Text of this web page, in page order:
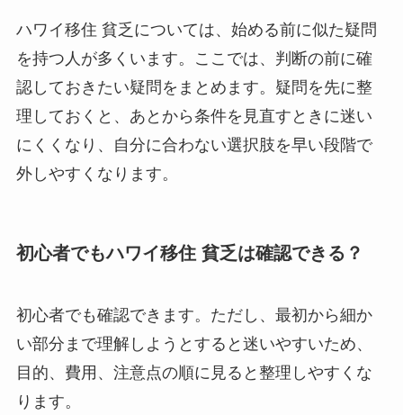
ハワイ移住 貧乏については、始める前に似た疑問
を持つ人が多くいます。ここでは、判断の前に確
認しておきたい疑問をまとめます。疑問を先に整
理しておくと、あとから条件を見直すときに迷い
にくくなり、自分に合わない選択肢を早い段階で
外しやすくなります。
初心者でもハワイ移住 貧乏は確認できる？
初心者でも確認できます。ただし、最初から細か
い部分まで理解しようとすると迷いやすいため、
目的、費用、注意点の順に見ると整理しやすくな
ります。